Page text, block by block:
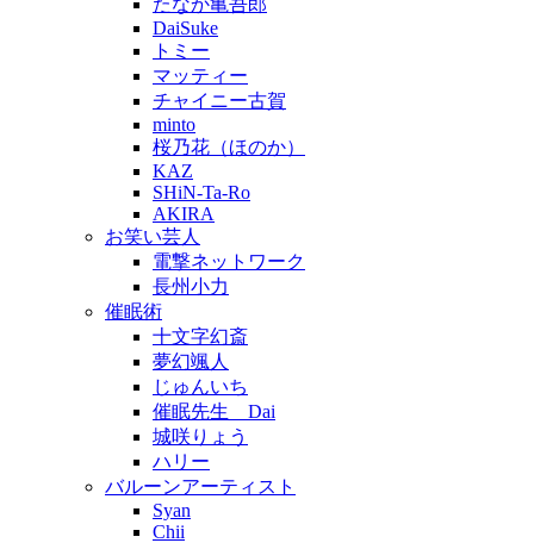
たなか亀吾郎
DaiSuke
トミー
マッティー
チャイニー古賀
minto
桜乃花（ほのか）
KAZ
SHiN-Ta-Ro
AKIRA
お笑い芸人
電撃ネットワーク
長州小力
催眠術
十文字幻斎
夢幻颯人
じゅんいち
催眠先生 Dai
城咲りょう
ハリー
バルーンアーティスト
Syan
Chii